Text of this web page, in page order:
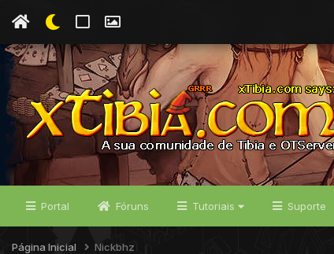
Portal Fóruns Tutoriais Suporte
Página Inicial Nickbhz